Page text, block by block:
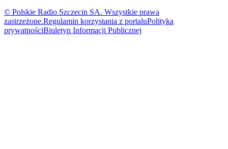
© Polskie Radio Szczecin SA. Wszystkie prawa
zastrzeżone.Regulamin korzystania z portaluPolityka
prywatnościBiuletyn Informacji Publicznej